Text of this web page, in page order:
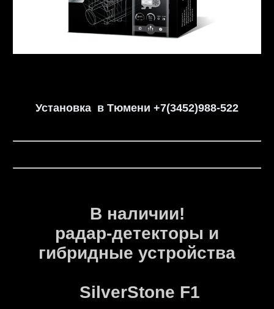
Установка в Тюмени +7(3452)988-522
В наличии!
радар-детекторы и
гибридные устройства
SilverStone F1